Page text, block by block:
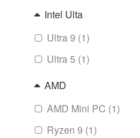
Intel Ulta
Ultra 9 (1)
Ultra 5 (1)
AMD
AMD Mini PC (1)
Ryzen 9 (1)